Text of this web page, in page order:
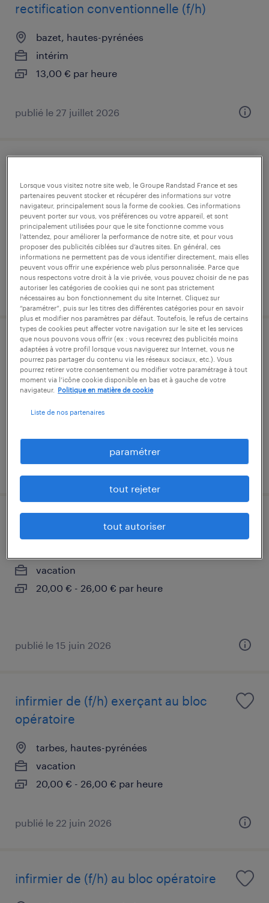
rectification conventionnelle (f/h)
bazet, hautes-pyrénées
intérim
13,00 € par heure
publié le 27 juillet 2026
bazet, hautes-pyrénées
intérim
12,50 € par heure
publié le 13 mai 2026
agent traitement de surface (f/h)
bazet, hautes-pyrénées
intérim
13,00 € par heure
publié le 25 juin 2026
infirmier de (f/h) au bloc opératoire
vacation
20,00 € - 26,00 € par heure
publié le 15 juin 2026
infirmier de (f/h) exerçant au bloc
opératoire
tarbes, hautes-pyrénées
vacation
20,00 € - 26,00 € par heure
publié le 22 juin 2026
infirmier de (f/h) au bloc opératoire
Lorsque vous visitez notre site web, le Groupe Randstad France et ses
partenaires peuvent stocker et récupérer des informations sur votre
navigateur, principalement sous la forme de cookies. Ces informations
peuvent porter sur vous, vos préférences ou votre appareil, et sont
principalement utilisées pour que le site fonctionne comme vous
l’attendez, pour améliorer la performance de notre site, et pour vous
proposer des publicités ciblées sur d’autres sites. En général, ces
informations ne permettent pas de vous identifier directement, mais elles
peuvent vous offrir une expérience web plus personnalisée. Parce que
nous respectons votre droit à la vie privée, vous pouvez choisir de ne pas
autoriser les catégories de cookies qui ne sont pas strictement
nécessaires au bon fonctionnement du site Internet. Cliquez sur
“paramétrer”, puis sur les titres des différentes catégories pour en savoir
plus et modifier nos paramètres par défaut. Toutefois, le refus de certains
types de cookies peut affecter votre navigation sur le site et les services
que nous pouvons vous offrir (ex : vous recevrez des publicités moins
adaptées à votre profil lorsque vous naviguerez sur Internet, vous ne
pourrez pas partager du contenu via les réseaux sociaux, etc.). Vous
pourrez retirer votre consentement ou modifier votre paramétrage à tout
moment via l’icône cookie disponible en bas et à gauche de votre
navigateur.
Politique en matière de cookie
Liste de nos partenaires
paramétrer
tout rejeter
tout autoriser